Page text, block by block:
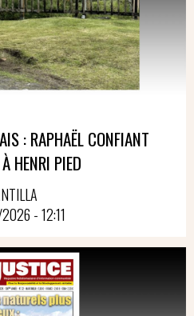
: RAPHAËL CONFIANT
HENRI PIED
- 12:11